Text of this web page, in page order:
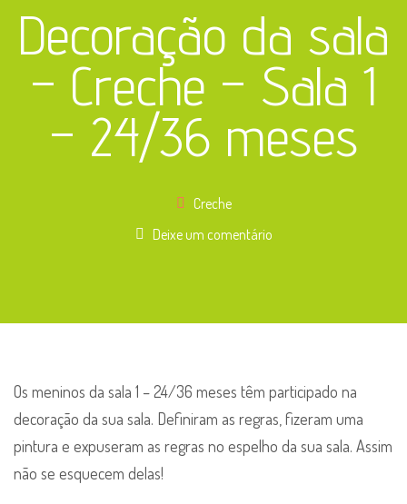
Decoração da sala
– Creche – Sala 1
– 24/36 meses
Creche
Deixe um comentário
Os meninos da sala 1 – 24/36 meses têm participado na
decoração da sua sala. Definiram as regras, fizeram uma
pintura e expuseram as regras no espelho da sua sala. Assim
não se esquecem delas!